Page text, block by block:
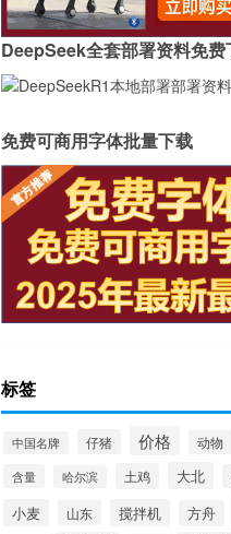
DeepSeek全套部署资料免费
免费可商用字体批量下载
标签
中国名牌 仔猪 价格 动物
含量 哈尔滨 土鸡 大北
小麦 山东 搅拌机 方舟